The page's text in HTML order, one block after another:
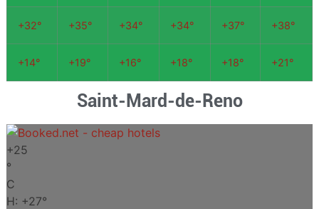
+32° +35° +34° +34° +37° +38°
+14° +19° +16° +18° +18° +21°
Saint-Mard-de-Reno
+25
°
C
H: +27°